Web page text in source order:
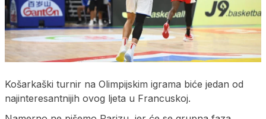
Košarkaški turnir na Olimpijskim igrama biće jedan od
najinteresantnijih ovog ljeta u Francuskoj.